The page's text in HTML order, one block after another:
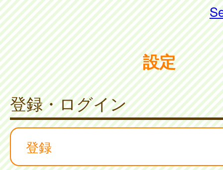
設定
登録・ログイン
登録